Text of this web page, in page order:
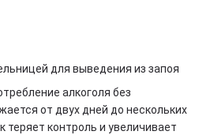
алкоголя без
от двух дней до нескольких
теряет контроль и увеличивает